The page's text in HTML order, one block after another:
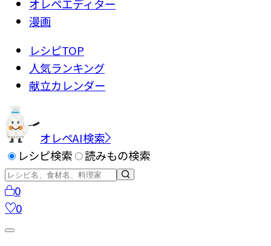
オレペエディター
漫画
レシピTOP
人気ランキング
献立カレンダー
オレペAI検索
レシピ検索
読みもの検索
0
0